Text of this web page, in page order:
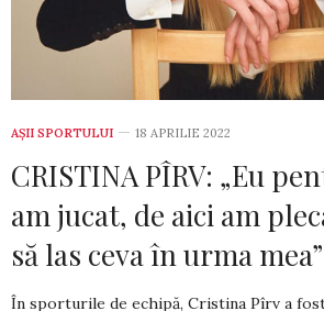
AȘII SPORTULUI 18 APRILIE 2022
CRISTINA PÎRV: „Eu
am jucat, de aici am
să las ceva în urma mea”
În sporturile de echipă, Cristina Pîrv a